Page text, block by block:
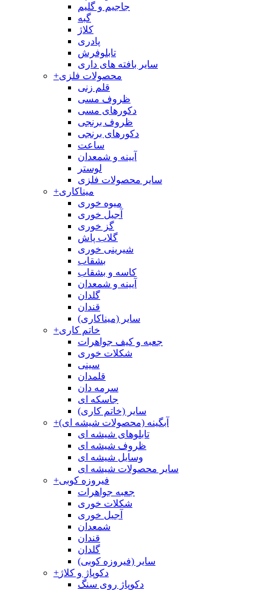
جاجیم و گلیم
گبه
کلاژ
پادری
تابلوفرش
سایر بافته های داری
+محصولات فلزی
قلم زنی
ظروف مسی
دکورهای مسی
ظروف برنجی
دکورهای برنجی
ساعت
آیینه و شمعدان
لوستر
سایر محصولات فلزی
+میناکاری
میوه خوری
آجیل خوری
گز خوری
گلاب پاش
شیرینی خوری
بشقاب
کاسه و بشقاب
آیینه و شمعدان
گلدان
قندان
سایر (میناکاری)
+خاتم کاری
جعبه و کیف جواهرات
شکلات خوری
سینی
قلمدان
سرمه دان
جاسکه ای
سایر (خاتم کاری)
+آبگینه (محصولات شیشه ای)
تابلوهای شیشه ای
ظروف شیشه ای
وسایل شیشه ای
سایر محصولات شیشه ای
+فیروزه کوبی
جعبه جواهرات
شکلات خوری
آجیل خوری
شمعدان
قندان
گلدان
سایر (فیروزه کوبی)
+دکوپاژ و کلاژ
دکوپاژ روی سنگ